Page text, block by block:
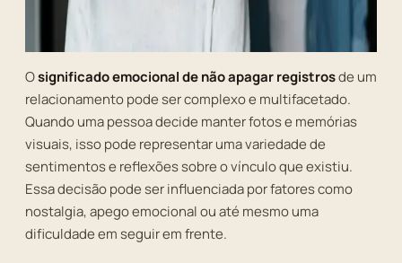
Osignificado emocional de não apagar registrosde um
relacionamento pode ser complexo e multifacetado.
Quando uma pessoa decide manter fotos e memórias
visuais, isso pode representar uma variedade de
sentimentos e reflexões sobre o vínculo que existiu.
Essa decisão pode ser influenciada por fatores como
nostalgia, apego emocional ou até mesmo uma
dificuldade em seguir em frente.